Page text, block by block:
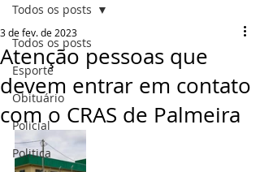
Todos os posts
Esporte
Obituário
Policial
Politica
Todos os posts
Atenção pessoas que
devem entrar em contato
com o CRAS de Palmeira
3 de fev. de 2023